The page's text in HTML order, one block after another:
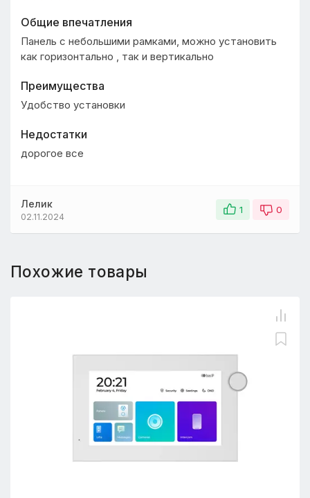
Общие впечатления
Панель с небольшими рамками, можно установить
как горизонтально , так и вертикально
Преимущества
Удобство установки
Недостатки
дорогое все
Лелик
02.11.2024
1 0
Похожие товары